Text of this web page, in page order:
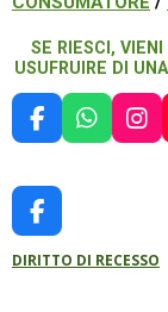
SE RIESCI,
USUFRUIRE DI
F
A
E
B
O
O
W
H
P
I
N
R
F
A
C
DIRITTO DI RECESSO